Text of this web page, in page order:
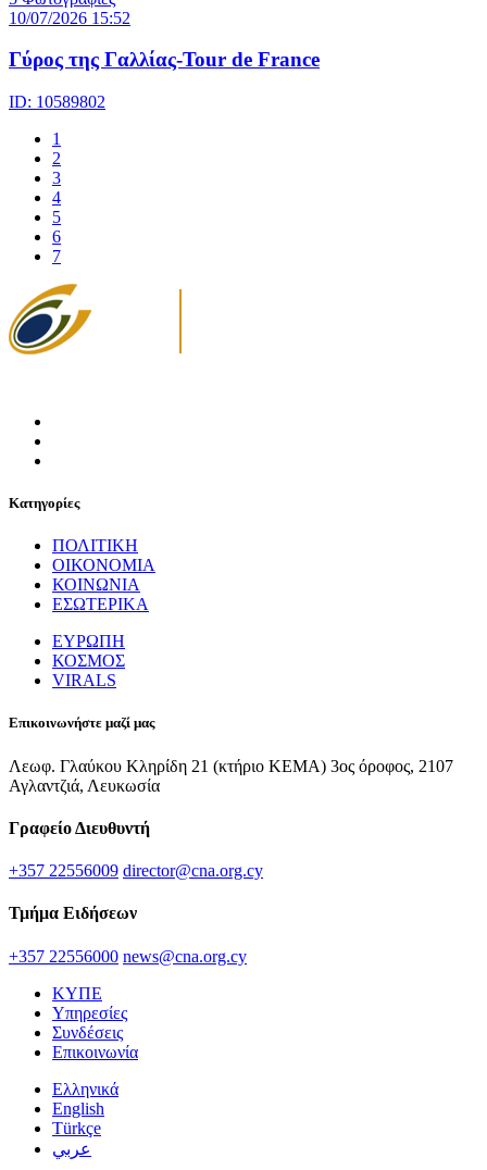
10/07/2026 15:52
Γύρος της Γαλλίας-Tour de France
ID: 10589802
1
2
3
4
5
6
7
Κατηγορίες
ΠΟΛΙΤΙΚΗ
ΟΙΚΟΝΟΜΙΑ
ΚΟΙΝΩΝΙΑ
ΕΣΩΤΕΡΙΚΑ
ΕΥΡΩΠΗ
ΚΟΣΜΟΣ
VIRALS
Επικοινωνήστε μαζί μας
Λεωφ. Γλαύκου Κληρίδη 21 (κτήριο ΚΕΜΑ) 3ος όροφος, 2107
Αγλαντζιά, Λευκωσία
Γραφείο Διευθυντή
+357 22556009 director@cna.org.cy
Τμήμα Ειδήσεων
+357 22556000 news@cna.org.cy
ΚΥΠΕ
Υπηρεσίες
Συνδέσεις
Επικοινωνία
Ελληνικά
English
Türkçe
عربي